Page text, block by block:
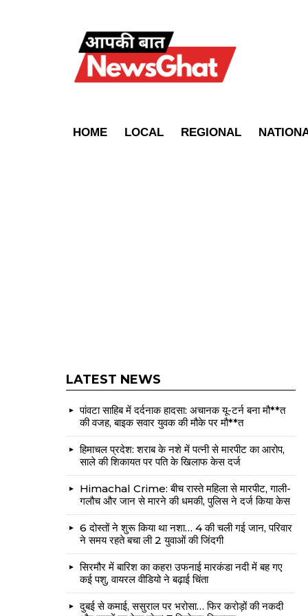
HOME LOCAL REGIONAL
LATEST NEWS
पांवटा साहिब में दर्दनाक हादसा: अचानक यू-टर्न बना मौ**त
की वजह, बाइक सवार युवक की मौके पर मौ**त
हिमाचल प्रदेश: शराब के नशे में पत्नी से मारपीट का आरोप,
साले की शिकायत पर पति के खिलाफ केस दर्ज
Himachal Crime: बीच रास्ते महिला से मारपीट, गाली-
गलौच और जान से मारने की धमकी, पुलिस ने दर्ज किया केस
6 दोस्तों ने शुरू किया था नशा… 4 की चली गई जान, परिवार
ने समय रहते बचा ली 2 युवाओं की जिंदगी
सिरमौर में बारिश का कहर! उफनाई मारकंडा नदी में बह गए
कई पशु, वायरल वीडियो ने बढ़ाई चिंता
दुबई से कमाई, ससुराल पर भरोसा… फिर करोड़ों की नकदी